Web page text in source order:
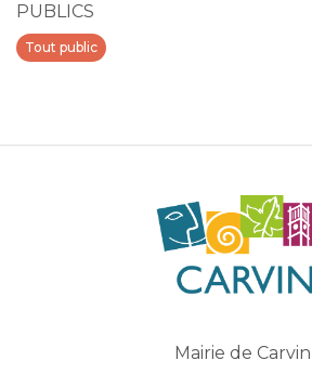
PUBLICS
Tout public
Mairie de Carvin